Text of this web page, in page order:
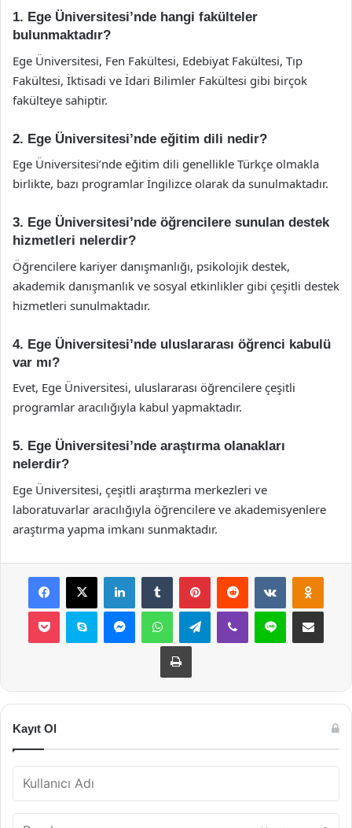
1. Ege Üniversitesi’nde hangi fakülteler
bulunmaktadır?
Ege Üniversitesi, Fen Fakültesi, Edebiyat Fakültesi, Tıp
Fakültesi, İktisadi ve İdari Bilimler Fakültesi gibi birçok
fakülteye sahiptir.
2. Ege Üniversitesi’nde eğitim dili nedir?
Ege Üniversitesi’nde eğitim dili genellikle Türkçe olmakla
birlikte, bazı programlar İngilizce olarak da sunulmaktadır.
3. Ege Üniversitesi’nde öğrencilere sunulan destek
hizmetleri nelerdir?
Öğrencilere kariyer danışmanlığı, psikolojik destek,
akademik danışmanlık ve sosyal etkinlikler gibi çeşitli destek
hizmetleri sunulmaktadır.
4. Ege Üniversitesi’nde uluslararası öğrenci kabulü
var mı?
Evet, Ege Üniversitesi, uluslararası öğrencilere çeşitli
programlar aracılığıyla kabul yapmaktadır.
5. Ege Üniversitesi’nde araştırma olanakları
nelerdir?
Ege Üniversitesi, çeşitli araştırma merkezleri ve
laboratuvarlar aracılığıyla öğrencilere ve akademisyenlere
araştırma yapma imkanı sunmaktadır.
Facebook
X LinkedInTumblr PinterestReddit VKontakte
Pocket Skype MessengerWhatsAppTelegramViber Line E-Posta ile
Yazdır
Kayıt Ol